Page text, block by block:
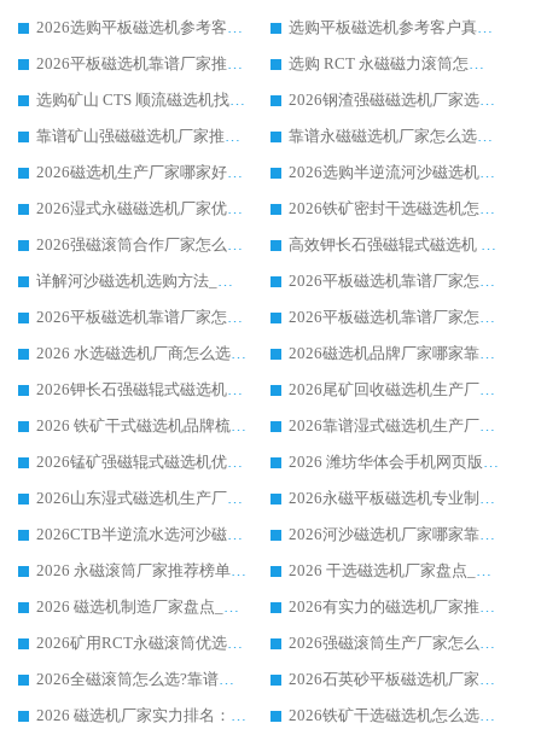
2026选购平板磁选机参考客户真实体验，华体会手机网页版-华体会(中国) 厂家行业口碑排名前列
选购平板磁选机参考客户真实体验，华体会手机网页版-华体会(中国) 厂家依托行业口碑收获大量客户认可
2026平板磁选机靠谱厂家推荐_ 华体会手机网页版-华体会(中国) 凭借良好口碑获得众多客户认可
选购 RCT 永磁磁力滚筒怎么选?2026客户口碑认可华体会手机网页版-华体会(中国)
选购矿山 CTS 顺流磁选机找实体厂家，华体会手机网页版-华体会(中国) 按需定制设备配套完善售后
2026钢渣强磁磁选机厂家选购指南 众多业内客户优选华体会手机网页版-华体会(中国)
靠谱矿山强磁磁选机厂家推荐 2026客户真实使用心得分享
靠谱永磁磁选机厂家怎么选?福建客户真实体验分享华体会手机网页版-华体会(中国) 品牌
2026磁选机生产厂家哪家好?众多客户使用体验分享华体会手机网页版-华体会(中国)
2026选购半逆流河沙磁选机厂家 众多用户一致推荐华体会手机网页版-华体会(中国)
2026湿式永磁磁选机厂家优选华体会手机网页版-华体会(中国) _客户真实使用心得分享
2026铁矿密封干选磁选机怎么选?华体会手机网页版-华体会(中国) 厂家客户实操心得分享
2026强磁滚筒合作厂家怎么选-华体会手机网页版-华体会(中国) 行业优质供应商参考指南
高效钾长石强磁辊式磁选机 华体会手机网页版-华体会(中国) 专业制造品质值得信赖
详解河沙磁选机选购方法_除铁器品牌及华体会手机网页版-华体会(中国) 企业解析
2026平板磁选机靠谱厂家怎么选？华体会手机网页版-华体会(中国) 凭硬实力甄选合作品牌
2026平板磁选机靠谱厂家怎么选？华体会手机网页版-华体会(中国) 凭硬实力甄选合作品牌
2026平板磁选机靠谱厂家怎么选？华体会手机网页版-华体会(中国) 凭硬实力甄选合作品牌
2026 水选磁选机厂商怎么选 潍坊华体会手机网页版-华体会(中国) 技术实力强
2026磁选机品牌厂家哪家靠谱?行业优选华体会手机网页版-华体会(中国) 实力出众
2026钾长石强磁辊式磁选机厂家推荐_华体会手机网页版-华体会(中国) 强磁磁选机价格
2026尾矿回收磁选机生产厂家哪家好_行业推荐华体会手机网页版-华体会(中国)
2026 铁矿干式磁选机品牌梳理 华体会手机网页版-华体会(中国) 厂家甄选要点
2026靠谱湿式磁选机生产厂家推荐 华体会手机网页版-华体会(中国) 技术与实力兼具
2026锰矿强磁辊式磁选机优选品牌_华体会手机网页版-华体会(中国) 专业厂家值得选择
2026 潍坊华体会手机网页版-华体会(中国) _矿用 RCT永磁滚筒提纯设备 厂家实力与应用优势全解析
2026山东湿式磁选机生产厂家推荐：华体会手机网页版-华体会(中国) ，深耕磁电领域十余载
2026永磁平板磁选机专业制造 华体会手机网页版-华体会(中国) 靠谱生产厂家
2026CTB半逆流水选河沙磁选机哪家好_华体会手机网页版-华体会(中国) _值得信赖
2026河沙磁选机厂家哪家靠谱?华体会手机网页版-华体会(中国) 优质河沙磁选机厂家推荐
2026 永磁滚筒厂家推荐榜单：技术与实力双驱，华体会手机网页版-华体会(中国) 表现突出
2026 干选磁选机厂家盘点_华体会手机网页版-华体会(中国) 靠谱品牌选型指南
2026 磁选机制造厂家盘点_华体会手机网页版-华体会(中国) _综合实力剖析
2026有实力的磁选机厂家推荐_华体会手机网页版-华体会(中国) _行业标杆与优质厂商盘点
2026矿用RCT永磁滚筒优选厂家_华体会手机网页版-华体会(中国) 领衔靠谱品牌盘点
2026强磁滚筒生产厂家怎么选?行业口碑推荐华体会手机网页版-华体会(中国)
2026全磁滚筒怎么选?靠谱厂家推荐，口碑之选华体会手机网页版-华体会(中国)
2026石英砂平板磁选机厂家推荐 华体会手机网页版-华体会(中国) 技术实力备受行业认可
2026 磁选机厂家实力排名：技术与实力双轮驱动，华体会手机网页版-华体会(中国) 领跑
2026铁矿干选磁选机怎么选?源头厂家华体会手机网页版-华体会(中国) ，用实力说话